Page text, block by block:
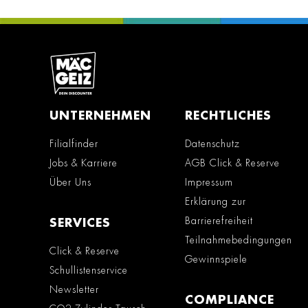
UNTERNEHMEN
Filialfinder
Jobs & Karriere
Über Uns
SERVICES
Click & Reserve
Schullistenservice
Newsletter
RECHTLICHES
Datenschutz
AGB Click & Reserve
Impressum
Erklärung zur
Barrierefreiheit
Teilnahmebedingungen
Gewinnspiele
COMPLIANCE